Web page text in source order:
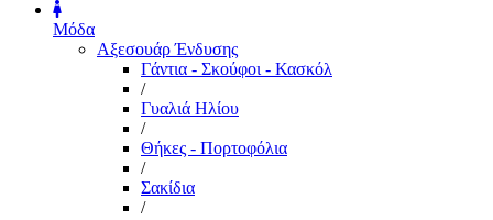
Μόδα
Αξεσουάρ Ένδυσης
Γάντια - Σκούφοι - Κασκόλ
/
Γυαλιά Ηλίου
/
Θήκες - Πορτοφόλια
/
Σακίδια
/